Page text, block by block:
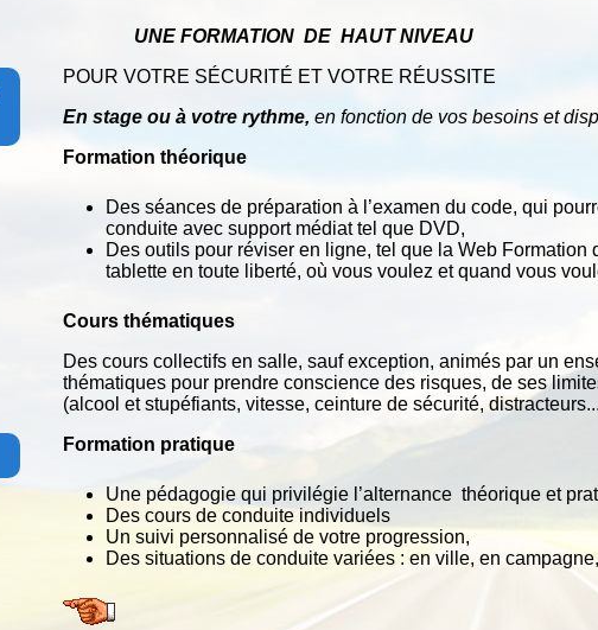
UNE FORMATION DE HAUTNIVEAU
POUR VOTRE SÉCURITÉ ET VOTRE RÉUSSITE
En stage ou à votre rythme, en fonction de vos besoins et
Formation théorique
Des séances de préparation à l’examen du code, qui
conduite avec support médiat tel que DVD,
Des outils pour réviser en ligne, tel que la Web
tablette en toute liberté, où vous voulez et quand vous
Cours thématiques
Des cours collectifs en salle, sauf exception, animés par un
thématiques pour prendre conscience des risques, de ses
(alcool et stupéfiants, vitesse, ceinture de sécurité,
Formation pratique
Une pédagogie qui privilégie l’alternance théorique et
Des cours de conduite individuels
Un suivi personnalisé de votre progression,
Des situations de conduite variées : en ville, en